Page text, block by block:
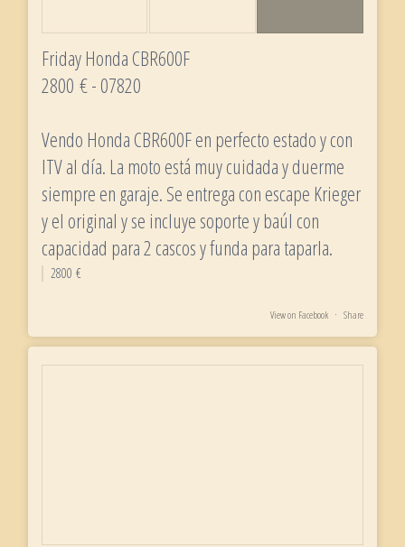
Friday Honda CBR600F
2800 € - 07820
Vendo Honda CBR600F en perfecto estado y con
ITV al día. La moto está muy cuidada y duerme
siempre en garaje. Se entrega con escape Krieger
y el original y se incluye soporte y baúl con
capacidad para 2 cascos y funda para taparla.
2800 €
View on Facebook · Share